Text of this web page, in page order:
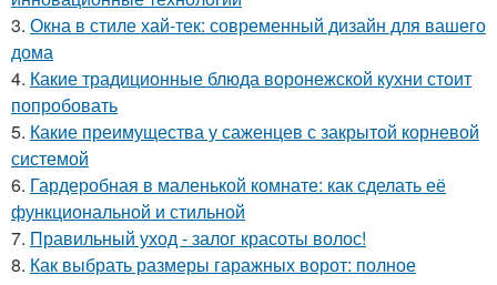
3. Окна в стиле хай-тек: современный дизайн для вашего
дома
4. Какие традиционные блюда воронежской кухни стоит
попробовать
5. Какие преимущества у саженцев с закрытой корневой
системой
6. Гардеробная в маленькой комнате: как сделать её
функциональной и стильной
7. Правильный уход - залог красоты волос!
8. Как выбрать размеры гаражных ворот: полное